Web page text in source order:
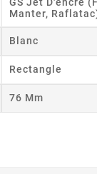
GS Jet D'encre
Manter,
Blanc
Rectangle
76 Mm